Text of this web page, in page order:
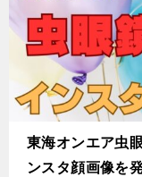
東海オンエア虫
ンスタ顔画像を